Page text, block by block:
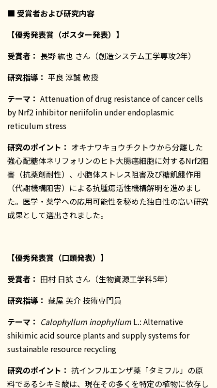
■ 受賞者および研究内容
【優秀発表賞（ポスター発表）】
受賞者： 長野 紘也 さん（創造システム工学専攻2年）
研究指導： 平良 淳誠 教授
テーマ： Attenuation of drug resistance of cancer cells
by Nrf2 inhibitor neriifolin under endoplasmic
reticulum stress
研究のポイント： オキナワキョウチクトウから分離した
強心配糖体ネリフォリンのヒト大腸癌細胞に対するNrf2阻
害（抗薬剤耐性）、小胞体ストレス阻害及び糖飢餓作用
（代謝機構阻害）による抗腫瘍活性機構解明を進めまし
た。医学・薬学への応用可能性を秘めた独自性の高い研究
成果として選出されました。
【優秀発表賞（口頭発表）】
受賞者： 田村 日拡 さん（生物資源工学科5年）
研究指導： 藏屋 英介 技術専門員
テーマ： Calophyllum inophyllum L.: Alternative
shikimic acid source plants and supply systems for
sustainable resource recycling
研究のポイント： 抗インフルエンザ薬「タミフル」の原
料であるシキミ酸は、現在その多くを特定の植物に依存し